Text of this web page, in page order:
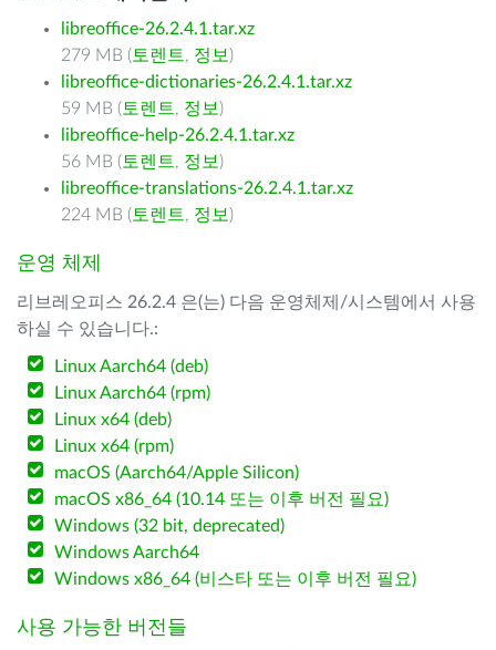
libreoffice-26.2.4.1.tar.xz
279 MB ( 토렌트, 정보 )
libreoffice-dictionaries-26.2.4.1.tar.xz
59 MB ( 토렌트, 정보 )
libreoffice-help-26.2.4.1.tar.xz
56 MB ( 토렌트, 정보 )
libreoffice-translations-26.2.4.1.tar.xz
224 MB ( 토렌트, 정보 )
운영 체제
리브레오피스 26.2.4 은(는) 다음 운영체제/시스템에서 사용
하실 수 있습니다.:
Linux Aarch64 (deb)
Linux Aarch64 (rpm)
Linux x64 (deb)
Linux x64 (rpm)
macOS (Aarch64/Apple Silicon)
macOS x86_64 (10.14 또는 이후 버전 필요)
Windows (32 bit, deprecated)
Windows Aarch64
Windows x86_64 (비스타 또는 이후 버전 필요)
사용 가능한 버전들